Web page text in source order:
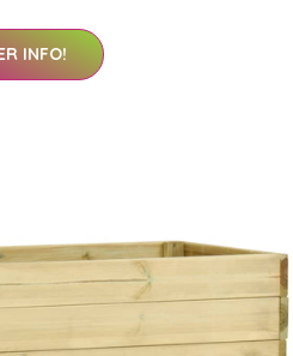
INFO!